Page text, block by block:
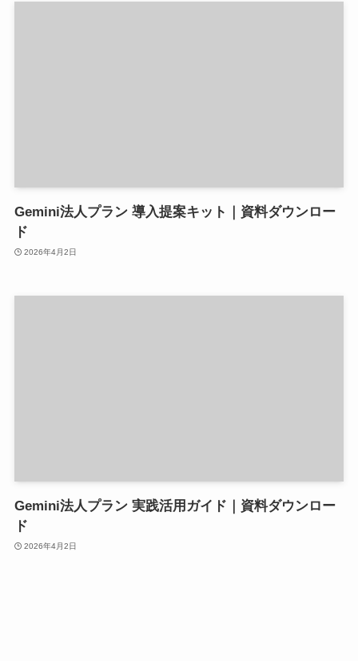
Gemini法人プラン 導入提案キット｜資料ダウンロー
ド
2026年4月2日
Gemini法人プラン 実践活用ガイド｜資料ダウンロー
ド
2026年4月2日